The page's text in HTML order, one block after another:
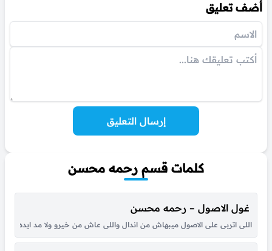
أضف تعليق
إرسال التعليق
كلمات قسم رحمه محسن
غول الاصول – رحمه محسن
اللى اتربى على الاصول ميبهاش من اندال واللى عاش من خيرو ولا مد ايده